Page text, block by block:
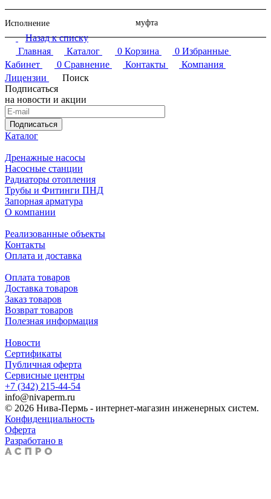
Исполнение муфта
Назад к списку
Главная
Каталог 0 Корзина 0 Избранные
Кабинет
0 Сравнение Контакты
Компания
Лицензии
Поиск
Подписаться
на новости и акции
Подписаться
Каталог
Дренажные насосы
Насосные станции
Радиаторы отопления
Трубы и Фитинги ПНД
Запорная арматура
О компании
Реализованные объекты
Контакты
Оплата и доставка
Оплата товаров
Доставка товаров
Заказ товаров
Возврат товаров
Полезная информация
Новости
Сертификаты
Публичная оферта
Сервисные центры
+7 (342) 215-44-54
info@nivaperm.ru
© 2026 Нива-Пермь - интернет-магазин инженерных систем.
Конфиденциальность
Оферта
Разработано в